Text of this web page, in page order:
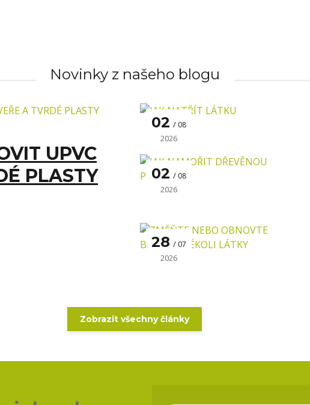
Novinky z našeho blogu
UPVC
PLASTY
02 08
2026
02 08
2026
28 07
2026
Zobrazit všechny články